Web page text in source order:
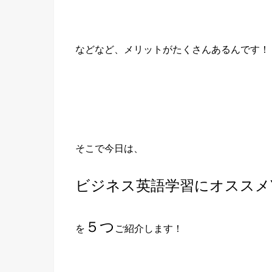
などなど、メリットがたくさんあるんです！
そこで今日は、
ビジネス英語学習にオススメ
を ５つ ご紹介します！